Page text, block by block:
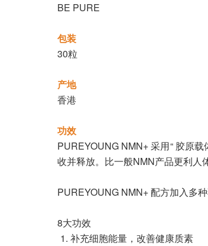
BE PURE
包装
30粒
产地
香港
功效
PUREYOUNG NMN+ 采用“ 胶原
收并释放。比一般NMN产品更利人
PUREYOUNG NMN+ 配方加入多
8大功效
补充细胞能量，改善健康质素